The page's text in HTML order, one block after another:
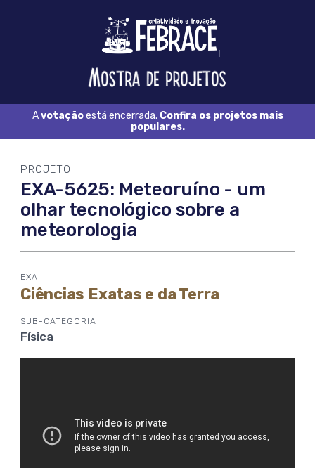
Logo
FEBRACE
Feira
Brasileira
Ciência
e
Tecnologia
Avotaçãoestá encerrada. Confira os projetos mais
populares.
PROJETO
EXA-5625: Meteoruíno - um
olhar tecnológico sobre a
meteorologia
EXA
Ciências Exatas e da Terra
SUB-CATEGORIA
Física